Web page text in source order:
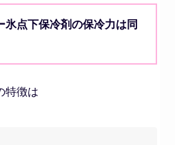
氷点下保冷剤の保冷力は同
特徴は